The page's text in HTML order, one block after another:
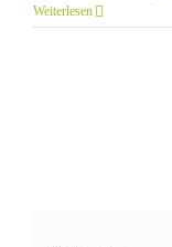
Weiterlesen